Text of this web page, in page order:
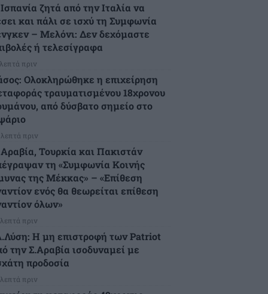
ζητά από την Ιταλία να
και πάλι σε ισχύ τη Συμφωνία
– Μελόνι: Δεν δεχόμαστε
ή τελεσίγραφα
πριν
Ολοκληρώθηκε η επιχείρηση
τραυματισμένου 18χρονου
από δύσβατο σημείο στο
πριν
Τουρκία και Πακιστάν
τη «Συμφωνία Κοινής
της Μέκκας» – «Επίθεση
ενός θα θεωρείται επίθεση
όλων»
πριν
Η μη επιστροφή των Patriot
την Σ.Αραβία ισοδυναμεί με
προδοσία
πριν